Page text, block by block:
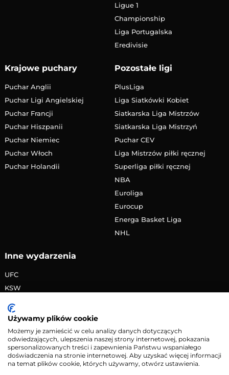
Ligue 1
Championship
Liga Portugalska
Eredivisie
Krajowe puchary
Puchar Anglii
Puchar Ligi Angielskiej
Puchar Francji
Puchar Hiszpanii
Puchar Niemiec
Puchar Włoch
Puchar Holandii
Pozostałe ligi
PlusLiga
Liga Siatkówki Kobiet
Siatkarska Liga Mistrzów
Siatkarska Liga Mistrzyń
Puchar CEV
Liga Mistrzów piłki ręcznej
Superliga piłki ręcznej
NBA
Euroliga
Eurocup
Energa Basket Liga
NHL
Inne wydarzenia
UFC
KSW
PRIME MMA
Żużlowa Ekstraliga
Speedway Grand Prix
Skoki narciarskie
Używamy plików cookie
Możemy je zamieścić w celu analizy danych dotyczących
odwiedzających, ulepszenia naszej strony internetowej, pokazania
spersonalizowanych treści i zapewnienia Państwu wspaniałego
doświadczenia na stronie internetowej. Aby uzyskać więcej informacji
na temat plików cookie, których używamy, otwórz ustawienia.